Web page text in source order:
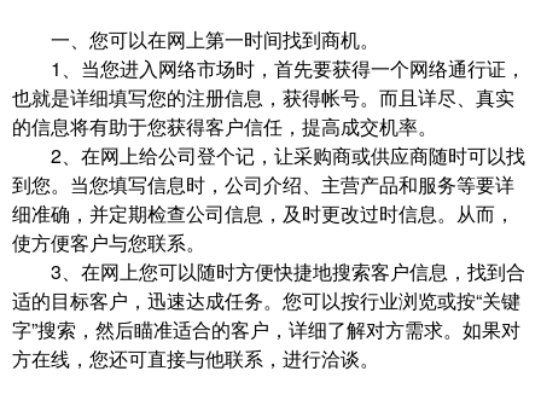
一、您可以在网上第一时间找到商机。
1、当您进入网络市场时，首先要获得一个网络通行证，
也就是详细填写您的注册信息，获得帐号。而且详尽、真实
的信息将有助于您获得客户信任，提高成交机率。
2、在网上给公司登个记，让采购商或供应商随时可以找
到您。当您填写信息时，公司介绍、主营产品和服务等要详
细准确，并定期检查公司信息，及时更改过时信息。从而，
使方便客户与您联系。
3、在网上您可以随时方便快捷地搜索客户信息，找到合
适的目标客户，迅速达成任务。您可以按行业浏览或按“关键
字”搜索，然后瞄准适合的客户，详细了解对方需求。如果对
方在线，您还可直接与他联系，进行洽谈。